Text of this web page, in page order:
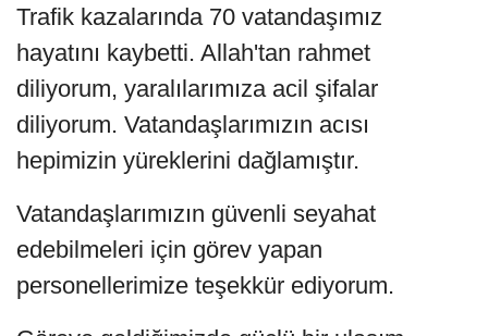
Trafik kazalarında 70 vatandaşımız
hayatını kaybetti. Allah'tan rahmet
diliyorum, yaralılarımıza acil şifalar
diliyorum. Vatandaşlarımızın acısı
hepimizin yüreklerini dağlamıştır.
Vatandaşlarımızın güvenli seyahat
edebilmeleri için görev yapan
personellerimize teşekkür ediyorum.